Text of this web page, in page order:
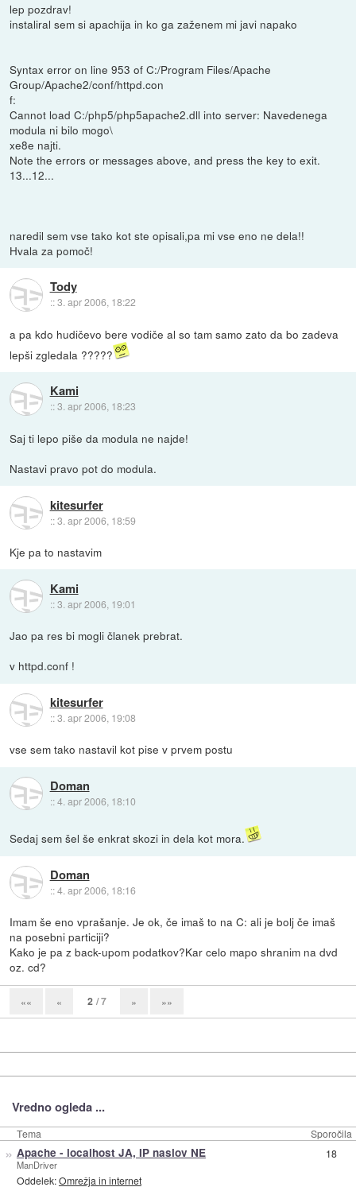
lep pozdrav!
instaliral sem si apachija in ko ga zaženem mi javi napako
Syntax error on line 953 of C:/Program Files/Apache
Group/Apache2/conf/httpd.con
f:
Cannot load C:/php5/php5apache2.dll into server: Navedenega
modula ni bilo mogo\
xe8e najti.
Note the errors or messages above, and press the key to exit.
13...12...
naredil sem vse tako kot ste opisali,pa mi vse eno ne dela!!
Hvala za pomoč!
Tody
::3. apr 2006, 18:22
a pa kdo hudičevo bere vodiče al so tam samo zato da bo zadeva
lepši zgledala ?????
Kami
::3. apr 2006, 18:23
Saj ti lepo piše da modula ne najde!
Nastavi pravo pot do modula.
kitesurfer
::3. apr 2006, 18:59
Kje pa to nastavim
Kami
::3. apr 2006, 19:01
Jao pa res bi mogli članek prebrat.
v httpd.conf !
kitesurfer
::3. apr 2006, 19:08
vse sem tako nastavil kot pise v prvem postu
Doman
::4. apr 2006, 18:10
Sedaj sem šel še enkrat skozi in dela kot mora.
Doman
::4. apr 2006, 18:16
Imam še eno vprašanje. Je ok, če imaš to na C: ali je bolj če imaš
na posebni particiji?
Kako je pa z back-upom podatkov?Kar celo mapo shranim na dvd
oz. cd?
«« « 2 / 7 » »»
Vredno ogleda ...
Tema Sporočila
» Apache - localhost JA, IP naslov NE
ManDriver
Oddelek:Omrežja in internet
18